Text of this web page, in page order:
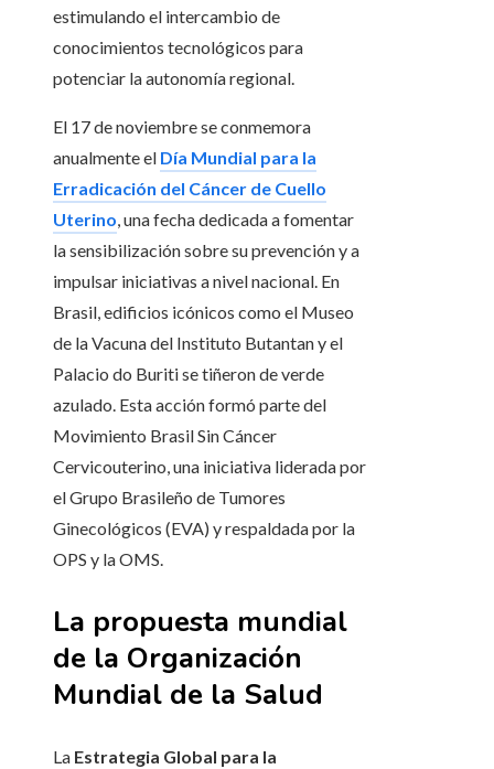
estimulando el intercambio de
conocimientos tecnológicos para
potenciar la autonomía regional.
El 17 de noviembre se conmemora
anualmente el Día Mundial para la
Erradicación del Cáncer de Cuello
Uterino, una fecha dedicada a fomentar
la sensibilización sobre su prevención y a
impulsar iniciativas a nivel nacional. En
Brasil, edificios icónicos como el Museo
de la Vacuna del Instituto Butantan y el
Palacio do Buriti se tiñeron de verde
azulado. Esta acción formó parte del
Movimiento Brasil Sin Cáncer
Cervicouterino, una iniciativa liderada por
el Grupo Brasileño de Tumores
Ginecológicos (EVA) y respaldada por la
OPS y la OMS.
La propuesta mundial
de la Organización
Mundial de la Salud
La Estrategia Global para la